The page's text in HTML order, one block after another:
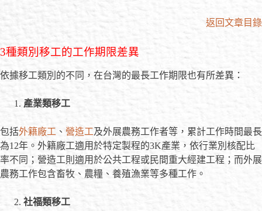
返回文章目錄
3種類別移工的工作期限差異
依據移工類別的不同，在台灣的最長工作期限也有所差異：
產業類移工
包括外籍廠工 、 營造工及外展農務工作者等，累計工作時間最長
為12年。外籍廠工適用於特定製程的3K產業，依行業別核配比
率不同；營造工則適用於公共工程或民間重大經建工程；而外展
農務工作包含畜牧、農糧、養殖漁業等多種工作。
社福類移工